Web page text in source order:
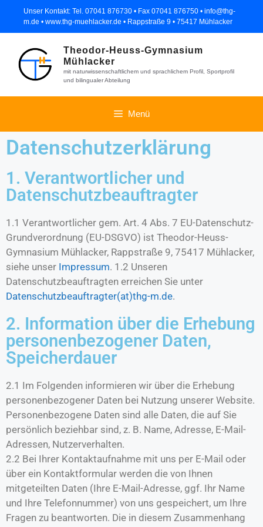
Unser Kontakt: Tel. 07041 876730 • Fax 07041 876750 • info@thg-
m.de • www.thg-muehlacker.de • Rappstraße 9 • 75417 Mühlacker
Theodor-Heuss-Gymnasium
Mühlacker
mit naturwissenschaftlichem und sprachlichem Profil, Sportprofil
und bilingualer Abteilung
Menü
Datenschutzerklärung
1. Verantwortlicher und
Datenschutzbeauftragter
1.1 Verantwortlicher gem. Art. 4 Abs. 7 EU-Datenschutz-
Grundverordnung (EU-DSGVO) ist Theodor-Heuss-
Gymnasium Mühlacker, Rappstraße 9, 75417 Mühlacker,
siehe unser Impressum. 1.2 Unseren
Datenschutzbeauftragten erreichen Sie unter
Datenschutzbeauftragter(at)thg-m.de.
2. Information über die Erhebung
personenbezogener Daten,
Speicherdauer
2.1 Im Folgenden informieren wir über die Erhebung
personenbezogener Daten bei Nutzung unserer Website.
Personenbezogene Daten sind alle Daten, die auf Sie
persönlich beziehbar sind, z. B. Name, Adresse, E-Mail-
Adressen, Nutzerverhalten.
2.2 Bei Ihrer Kontaktaufnahme mit uns per E-Mail oder
über ein Kontaktformular werden die von Ihnen
mitgeteilten Daten (Ihre E-Mail-Adresse, ggf. Ihr Name
und Ihre Telefonnummer) von uns gespeichert, um Ihre
Fragen zu beantworten. Die in diesem Zusammenhang